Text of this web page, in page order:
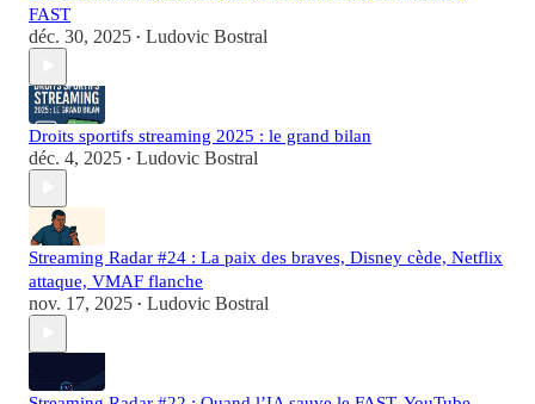
FAST
déc. 30, 2025 • Ludovic Bostral
Droits sportifs streaming 2025 : le grand bilan
déc. 4, 2025 • Ludovic Bostral
Streaming Radar #24 : La paix des braves, Disney cède, Netflix
attaque, VMAF flanche
nov. 17, 2025 • Ludovic Bostral